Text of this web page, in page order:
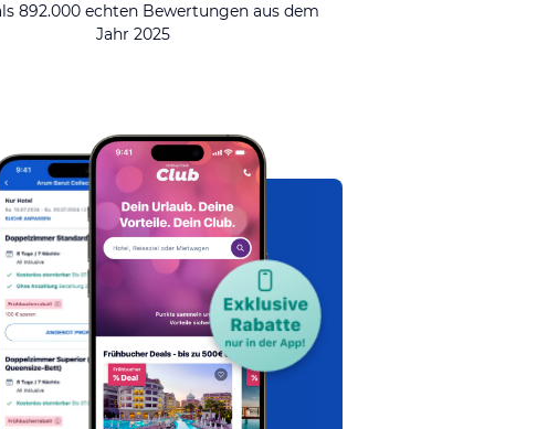
892.000 echten Bewertungen aus dem
Jahr 2025